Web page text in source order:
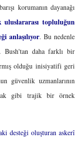
korumanın dayanağı
topluluğun
anlaşılıyor. Bu nedenle
Bush'tan daha farklı bir
olduğu inisiyatifi geri
güvenlik uzmanlarının
Irak gibi trajik bir örnek
desteği oluşturan askerî